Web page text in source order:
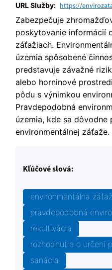
URL Služby: https://
Zabezpečuje
poskytovanie informácií
záťažiach.
územia spôsobené
predstavuje závažné
alebo horninové
pôdu s výnimkou
Pravdepodobná
územia, kde sa
environmentálnej záťaže.
Kľúčové slová:
environmentálna záťaž
pravdepodobná
rekultivácia
rozhodnutie o určení
sanácia